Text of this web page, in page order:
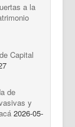
a la
Capital
de
y
2026-05-